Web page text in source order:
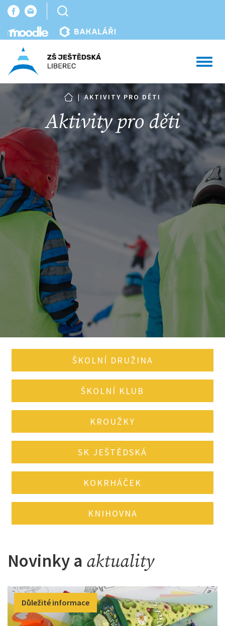
| AKTIVITY PRO DĚTI
Aktivity pro děti
ŠKOLNÍ DRUŽINA
ŠKOLNÍ KLUB
KROUŽKY
SK JEŠTĚDSKÁ
KOKRHÁČEK
KNIHOVNA
Novinky a aktuality
Důležité informace